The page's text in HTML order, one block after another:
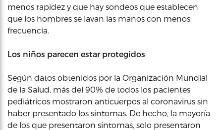
menos rapidez y que hay sondeos que establecen
que los hombres se lavan las manos con menos
frecuencia.
Los niños parecen estar protegidos
Según datos obtenidos por la Organización Mundial
de la Salud, más del 90% de todos los pacientes
pediátricos mostraron anticuerpos al coronavirus sin
haber presentado los síntomas. De hecho, la mayoría
de los que presentaron síntomas, solo presentaron